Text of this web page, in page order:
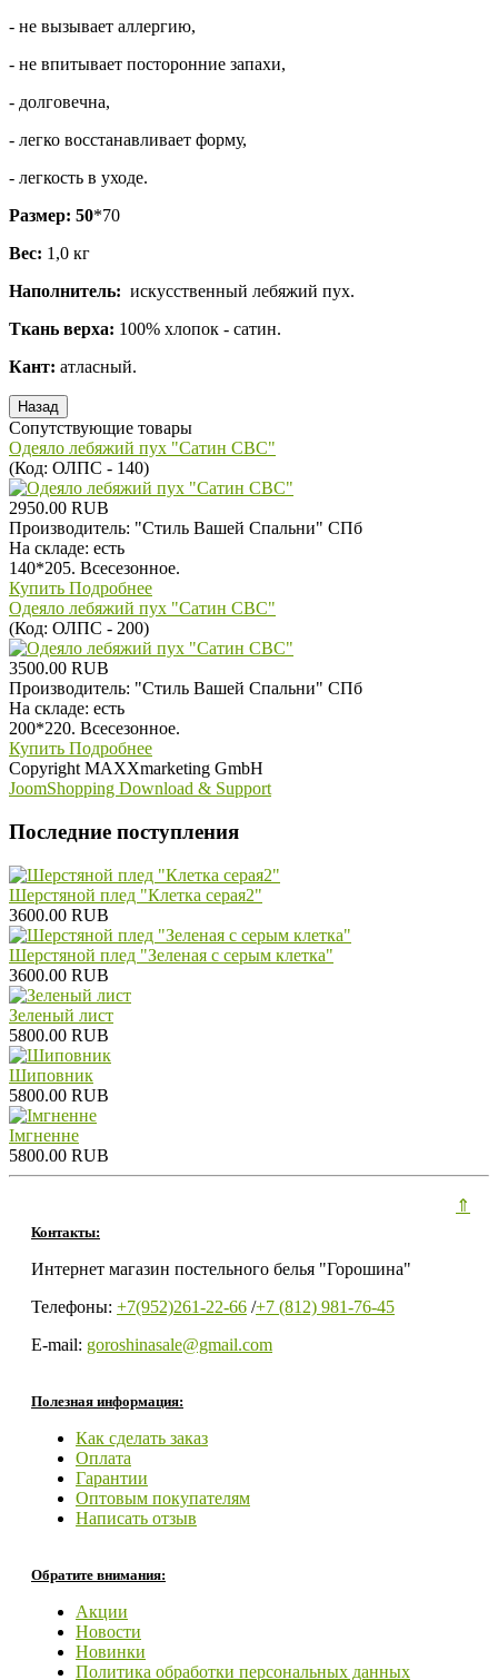
- не вызывает аллергию,
- не впитывает посторонние запахи,
- долговечна,
- легко восстанавливает форму,
- легкость в уходе.
Размер: 50*70
Вес: 1,0 кг
Наполнитель: искусственный лебяжий пух.
Ткань верха: 100% хлопок - сатин.
Кант: атласный.
Сопутствующие товары
Одеяло лебяжий пух "Сатин СВС"
(Код: ОЛПС - 140)
2950.00 RUB
Производитель: "Стиль Вашей Спальни" СПб
На складе: есть
140*205. Всесезонное.
Купить Подробнее
Одеяло лебяжий пух "Сатин СВС"
(Код: ОЛПС - 200)
3500.00 RUB
Производитель: "Стиль Вашей Спальни" СПб
На складе: есть
200*220. Всесезонное.
Купить Подробнее
Copyright MAXXmarketing GmbH
JoomShopping Download & Support
Последние поступления
Шерстяной плед "Клетка серая2"
3600.00 RUB
Шерстяной плед "Зеленая с серым клетка"
3600.00 RUB
Зеленый лист
5800.00 RUB
Шиповник
5800.00 RUB
Iмгненне
5800.00 RUB
Контакты:
Интернет магазин постельного белья "Горошина"
Телефоны: +7(952)261-22-66 /+7 (812) 981-76-45
E-mail: goroshinasale@gmail.com
Полезная информация:
Как сделать заказ
Оплата
Гарантии
Оптовым покупателям
Написать отзыв
Обратите внимания:
Акции
Новости
Новинки
Политика обработки персональных данных
⇑